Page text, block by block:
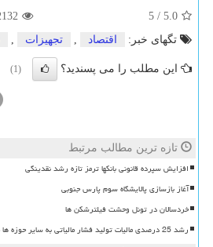
5.0
/
5
تگهای خبر:
اقتصاد , تجهیزات ,
این مطلب را می پسندید؟ (1)
تازه ترین مطالب مرتبط
افزایش سپرده قانونی بانکها ترمز تازه رشد نقدینگی
آغاز بازسازی پالایشگاه سوم پارس جنوبی
خردسالان در تونل وحشت فیلترشکن ها
رشد 25 درصدی مالیات تولید فشار مالیاتی به سایر حوزه ها منتقل شد